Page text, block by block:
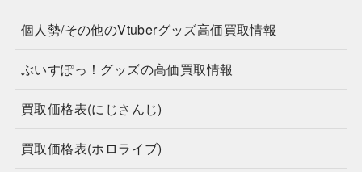
個人勢/その他のVtuberグッズ高価買取情報
ぶいすぽっ！グッズの高価買取情報
買取価格表(にじさんじ)
買取価格表(ホロライブ)